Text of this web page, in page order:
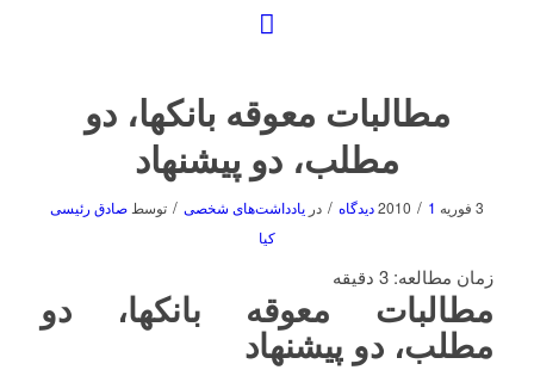
مطالبات معوقه بانکها، دو
مطلب، دو پیشنهاد
3 فوریه 2010 / 1 دیدگاه / در یادداشت‌های شخصی / توسط صادق رئیسی
کیا
زمان مطالعه: 3 دقیقه
مطالبات معوقه بانکها، دو
مطلب، دو پیشنهاد